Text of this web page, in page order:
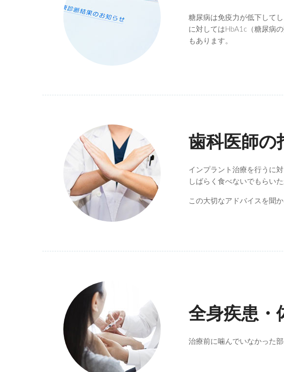
糖尿病は免疫力が低下して
に対してはHbA1c（糖尿病
もあります。
歯科医師の
インプラント治療を行うに
しばらく食べないでもらい
この大切なアドバイスを聞
全身疾患・
治療前に噛んでいなかった